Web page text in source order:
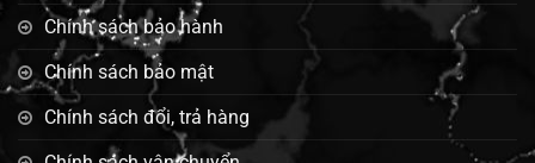
Chính sách bảo hành
Chính sách bảo mật
Chính sách đổi, trả hàng